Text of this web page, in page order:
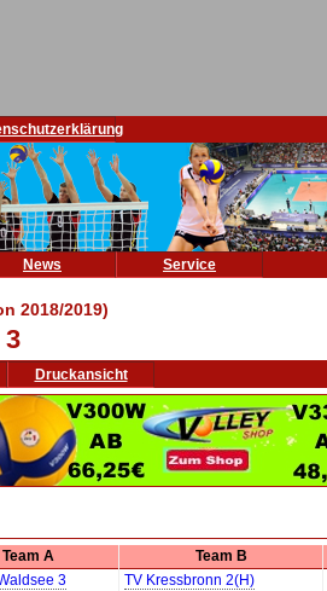
News
Service
2018/2019)
3
Druckansicht
Team A Team B
3 TV Kressbronn 2(H)